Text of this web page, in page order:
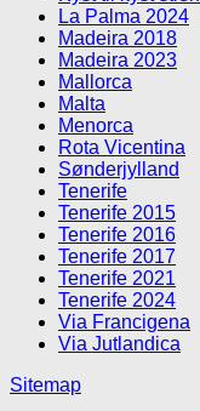
La Palma 2024
Madeira 2018
Madeira 2023
Mallorca
Malta
Menorca
Rota Vicentina
Sønderjylland
Tenerife
Tenerife 2015
Tenerife 2016
Tenerife 2017
Tenerife 2021
Tenerife 2024
Via Francigena
Via Jutlandica
Sitemap